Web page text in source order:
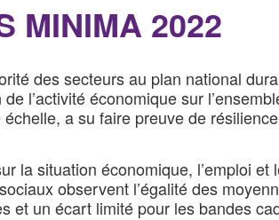
MINIMA 2022
des secteurs au plan national
l’activité économique sur
a su faire preuve de
situation économique, l’emploi et
observent l’égalité des
et un écart limité pour les bandes